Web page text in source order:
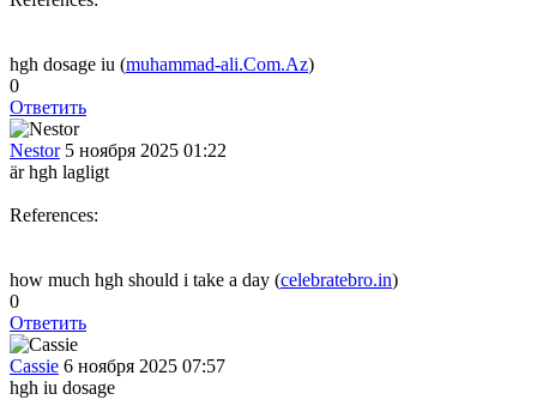
hgh dosage iu (muhammad-ali.Com.Az)
0
Ответить
Nestor 5 ноября 2025 01:22
är hgh lagligt
References:
how much hgh should i take a day (celebratebro.in)
0
Ответить
Cassie 6 ноября 2025 07:57
hgh iu dosage